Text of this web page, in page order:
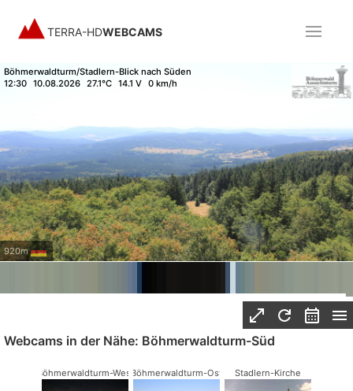
TERRA-HDWEBCAMS
Böhmerwaldturm/Stadlern-Blick nach Süden
12:30 10.08.2026 27.1°C 14.1 V 0 km/h
920m
Webcams in der Nähe: Böhmerwaldturm-Süd
Böhmerwaldturm-WestBöhmerwaldturm-Ost Stadlern-Kirche